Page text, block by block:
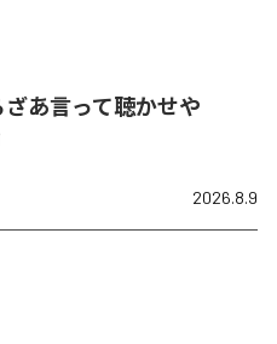
ざあ言って聴かせや
2026.8.9